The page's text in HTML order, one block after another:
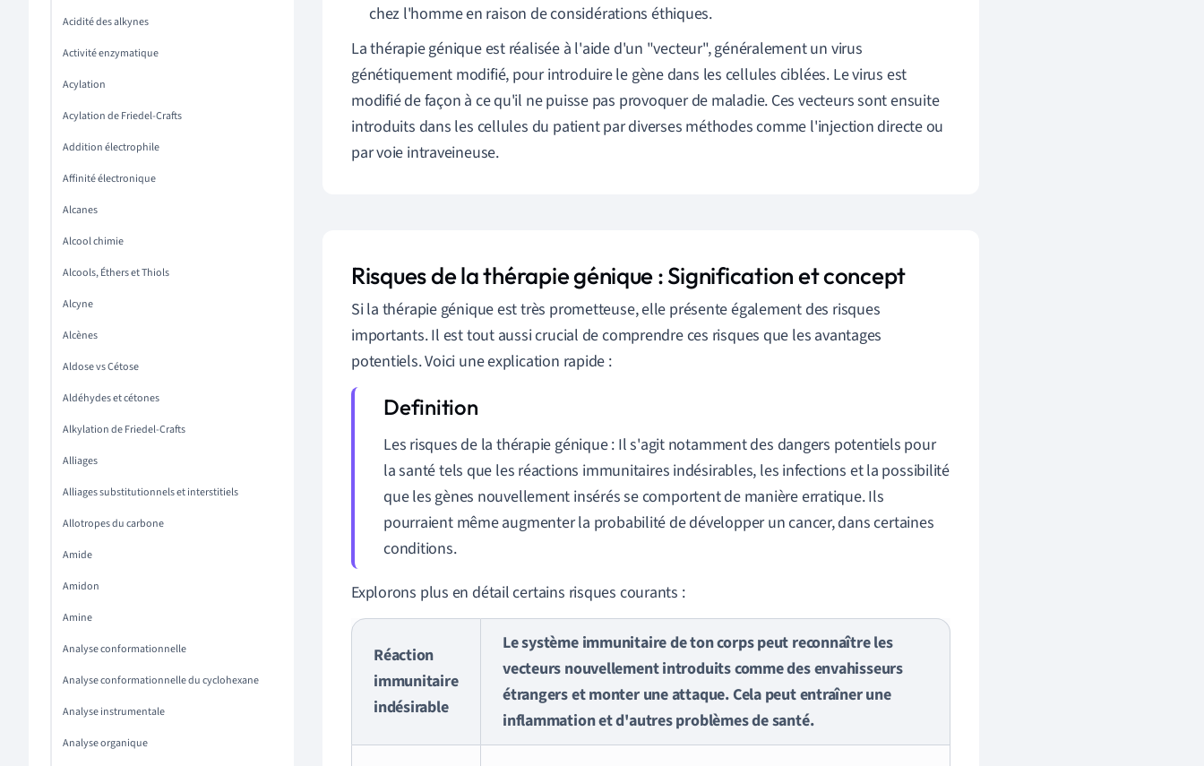
Acidité des alkynes
Activité enzymatique
Acylation
Acylation de Friedel-Crafts
Addition électrophile
Affinité électronique
Alcanes
Alcool chimie
Alcools, Éthers et Thiols
Alcyne
Alcènes
Aldose vs Cétose
Aldéhydes et cétones
Alkylation de Friedel-Crafts
Alliages
Alliages substitutionnels et interstitiels
Allotropes du carbone
Amide
Amidon
Amine
Analyse conformationnelle
Analyse conformationnelle du cyclohexane
Analyse instrumentale
Analyse organique
chez l'homme en raison de considérations éthiques.
La thérapie génique est réalisée à l'aide d'un "vecteur", généralement un virus
génétiquement modifié, pour introduire le gène dans les cellules ciblées. Le virus est
modifié de façon à ce qu'il ne puisse pas provoquer de maladie. Ces vecteurs sont ensuite
introduits dans les cellules du patient par diverses méthodes comme l'injection directe ou
par voie intraveineuse.
Risques de la thérapie génique : Signification et concept
Si la thérapie génique est très prometteuse, elle présente également des risques
importants. Il est tout aussi crucial de comprendre ces risques que les avantages
potentiels. Voici une explication rapide :
Les risques de la thérapie génique : Il s'agit notamment des dangers potentiels pour
la santé tels que les réactions immunitaires indésirables, les infections et la possibilité
que les gènes nouvellement insérés se comportent de manière erratique. Ils
pourraient même augmenter la probabilité de développer un cancer, dans certaines
conditions.
Explorons plus en détail certains risques courants :
Réaction
immunitaire
indésirable
Le système immunitaire de ton corps peut reconnaître les
vecteurs nouvellement introduits comme des envahisseurs
étrangers et monter une attaque. Cela peut entraîner une
inflammation et d'autres problèmes de santé.